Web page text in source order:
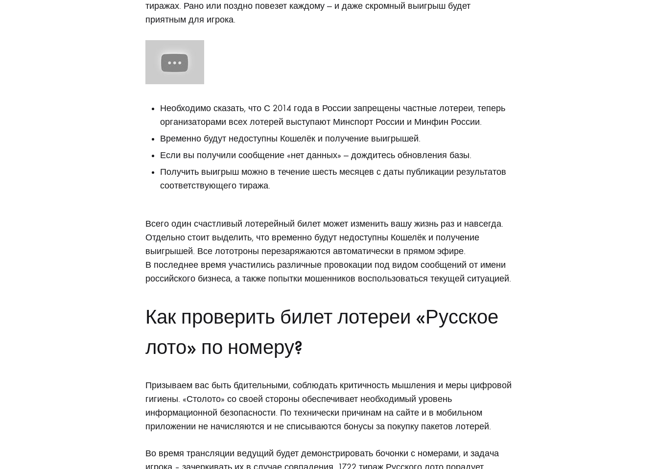
тиражах. Рано или поздно повезет каждому — и даже скромный выигрыш будет
приятным для игрока.
Необходимо сказать, что С 2014 года в России запрещены частные лотереи, теперь
организаторами всех лотерей выступают Минспорт России и Минфин России.
Временно будут недоступны Кошелёк и получение выигрышей.
Если вы получили сообщение «нет данных» — дождитесь обновления базы.
Получить выигрыш можно в течение шесть месяцев с даты публикации результатов
соответствующего тиража.
Всего один счастливый лотерейный билет может изменить вашу жизнь раз и навсегда.
Отдельно стоит выделить, что временно будут недоступны Кошелёк и получение
выигрышей. Все лототроны перезаряжаются автоматически в прямом эфире.
В последнее время участились различные провокации под видом сообщений от имени
российского бизнеса, а также попытки мошенников воспользоваться текущей ситуацией.
Как проверить билет лотереи «Русское
лото» по номеру?
Призываем вас быть бдительными, соблюдать критичность мышления и меры цифровой
гигиены. «Столото» со своей стороны обеспечивает необходимый уровень
информационной безопасности. По технически причинам на сайте и в мобильном
приложении не начисляются и не списываются бонусы за покупку пакетов лотерей.
Во время трансляции ведущий будет демонстрировать бочонки с номерами, и задача